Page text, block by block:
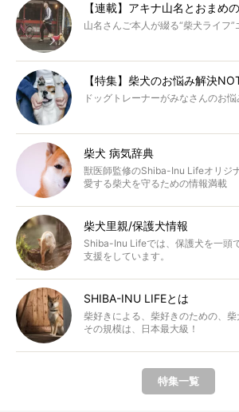
【連載】アキナ山名とおまめ
山名さんご本人が綴る“柴犬ライフ”
【特集】柴犬のお悩み解決
ドッグトレーナーがみなさんのお悩
柴犬 病気辞典
獣医師監修のShiba-Inu Lifeオリジ
愛する柴犬を守るための情報満載
柴犬里親/保護犬情報
Shiba-Inu Lifeでは、保護犬を一頭
支援をしています。
SHIBA-INU LIFEとは
柴好きによる、柴好きのための、柴
その規模は、日本最大級！
特集一覧